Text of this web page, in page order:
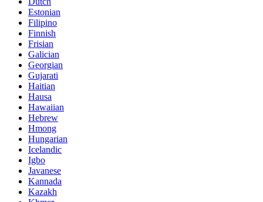
Estonian
Filipino
Finnish
Frisian
Galician
Georgian
Gujarati
Haitian
Hausa
Hawaiian
Hebrew
Hmong
Hungarian
Icelandic
Igbo
Javanese
Kannada
Kazakh